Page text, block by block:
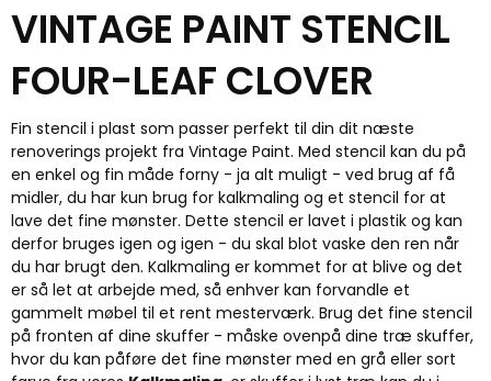
VINTAGE PAINT STENCIL
FOUR-LEAF CLOVER
Fin stencil i plast som passer perfekt til din dit næste
renoverings projekt fra Vintage Paint. Med stencil kan du på
en enkel og fin måde forny - ja alt muligt - ved brug af få
midler, du har kun brug for kalkmaling og et stencil for at
lave det fine mønster. Dette stencil er lavet i plastik og kan
derfor bruges igen og igen - du skal blot vaske den ren når
du har brugt den. Kalkmaling er kommet for at blive og det
er så let at arbejde med, så enhver kan forvandle et
gammelt møbel til et rent mesterværk. Brug det fine stencil
på fronten af dine skuffer - måske ovenpå dine træ skuffer,
hvor du kan påføre det fine mønster med en grå eller sort